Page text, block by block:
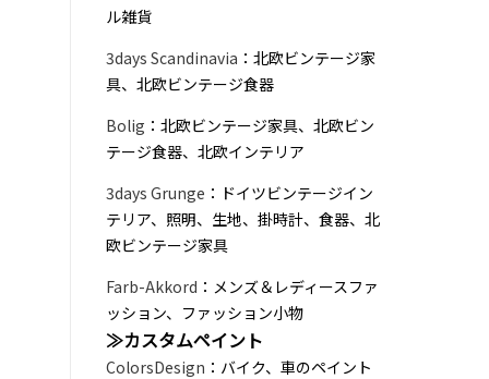
ル雑貨
3days Scandinavia ：北欧ビンテージ家
具、北欧ビンテージ食器
Bolig ：北欧ビンテージ家具、北欧ビン
テージ食器、北欧インテリア
3days Grunge ：ドイツビンテージイン
テリア、照明、生地、掛時計、食器、北
欧ビンテージ家具
Farb-Akkord ：メンズ＆レディースファ
ッション、ファッション小物
≫カスタムペイント
ColorsDesign ：バイク、車のペイント